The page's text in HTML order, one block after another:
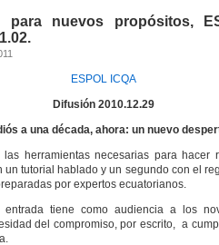
nuevos propósitos,
ESPOL ICQA
Difusión 2010.12.29
a una década, ahora: un nuevo
herramientas necesarias para hacer
un tutorial hablado y un segundo con el
por expertos ecuatorianos.
tiene como audiencia a los
del compromiso, por escrito, a